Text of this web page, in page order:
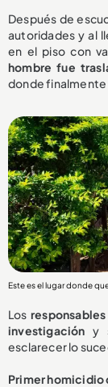
Después de
autoridades y al
en el piso con
hombre fue
donde finalmente
Este es el lugar donde
Los
investigación y
esclarecer lo
Primer homicidio